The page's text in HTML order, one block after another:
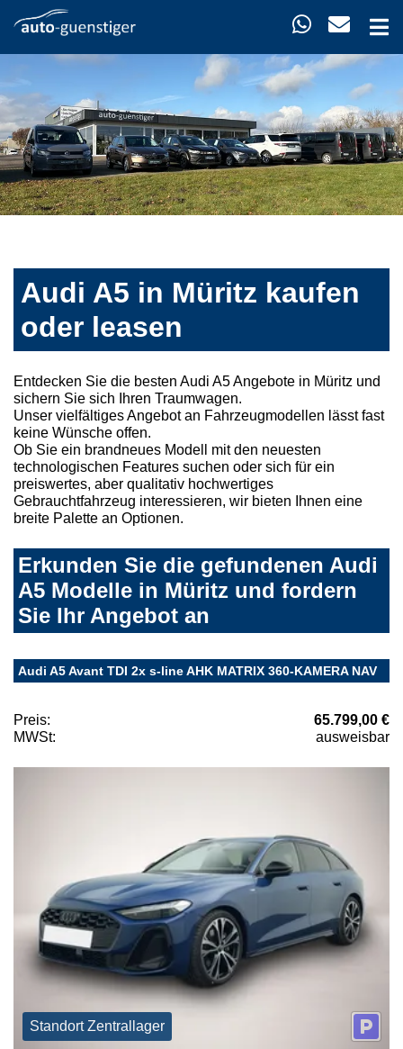
Audi A5 in Müritz kaufen
oder leasen
Entdecken Sie die besten Audi A5 Angebote in Müritz und
sichern Sie sich Ihren Traumwagen.
Unser vielfältiges Angebot an Fahrzeugmodellen lässt fast
keine Wünsche offen.
Ob Sie ein brandneues Modell mit den neuesten
technologischen Features suchen oder sich für ein
preiswertes, aber qualitativ hochwertiges
Gebrauchtfahrzeug interessieren, wir bieten Ihnen eine
breite Palette an Optionen.
Erkunden Sie die gefundenen Audi
A5 Modelle in Müritz und fordern
Sie Ihr Angebot an
Audi A5 Avant TDI 2x s-line AHK MATRIX 360-KAMERA NAV
Preis:
65.799,00 €
MWSt:
ausweisbar
Standort Zentrallager